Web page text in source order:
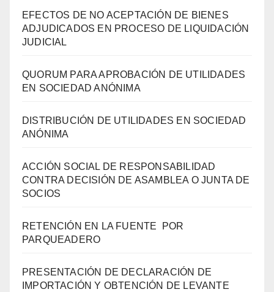
EFECTOS DE NO ACEPTACIÓN DE BIENES
ADJUDICADOS EN PROCESO DE LIQUIDACIÓN
JUDICIAL
QUORUM PARA APROBACIÓN DE UTILIDADES
EN SOCIEDAD ANÓNIMA
DISTRIBUCIÓN DE UTILIDADES EN SOCIEDAD
ANÓNIMA
ACCIÓN SOCIAL DE RESPONSABILIDAD
CONTRA DECISIÓN DE ASAMBLEA O JUNTA DE
SOCIOS
RETENCIÓN EN LA FUENTE POR
PARQUEADERO
PRESENTACIÓN DE DECLARACIÓN DE
IMPORTACIÓN Y OBTENCIÓN DE LEVANTE